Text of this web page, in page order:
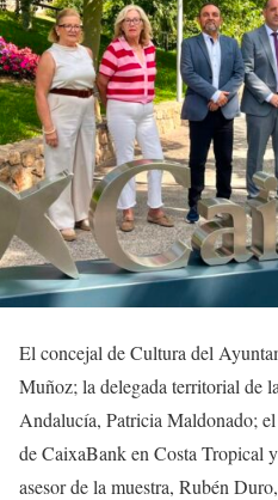
El concejal de Cultura del
Muñoz; la delegada territorial de
Andalucía, Patricia Maldonado;
de CaixaBank en Costa Tropical
asesor de la muestra, Rubén